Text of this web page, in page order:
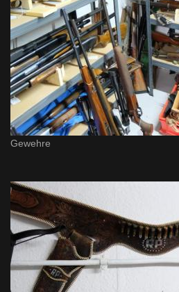
Gewehre